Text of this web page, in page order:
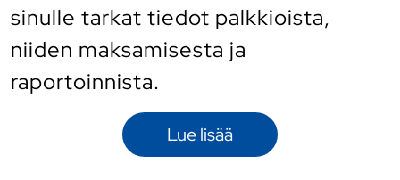
sinulle tarkat tiedot palkkioista,
niiden maksamisesta ja
raportoinnista.
Lue lisää